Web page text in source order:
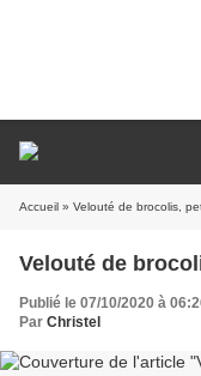
Accueil » Velouté de brocolis,
Velouté de
Publié le 07/10/2020 à
Par Christel